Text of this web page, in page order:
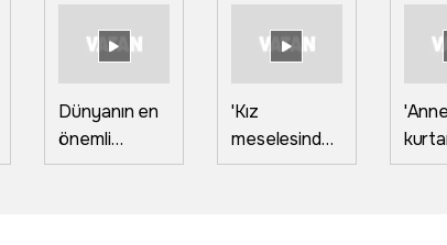
Dünyanın en
önemli
üreticisi
'Kız
meselesinde'
yüzünden